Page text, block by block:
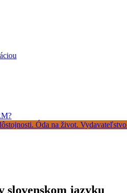
slovenskom jazyku